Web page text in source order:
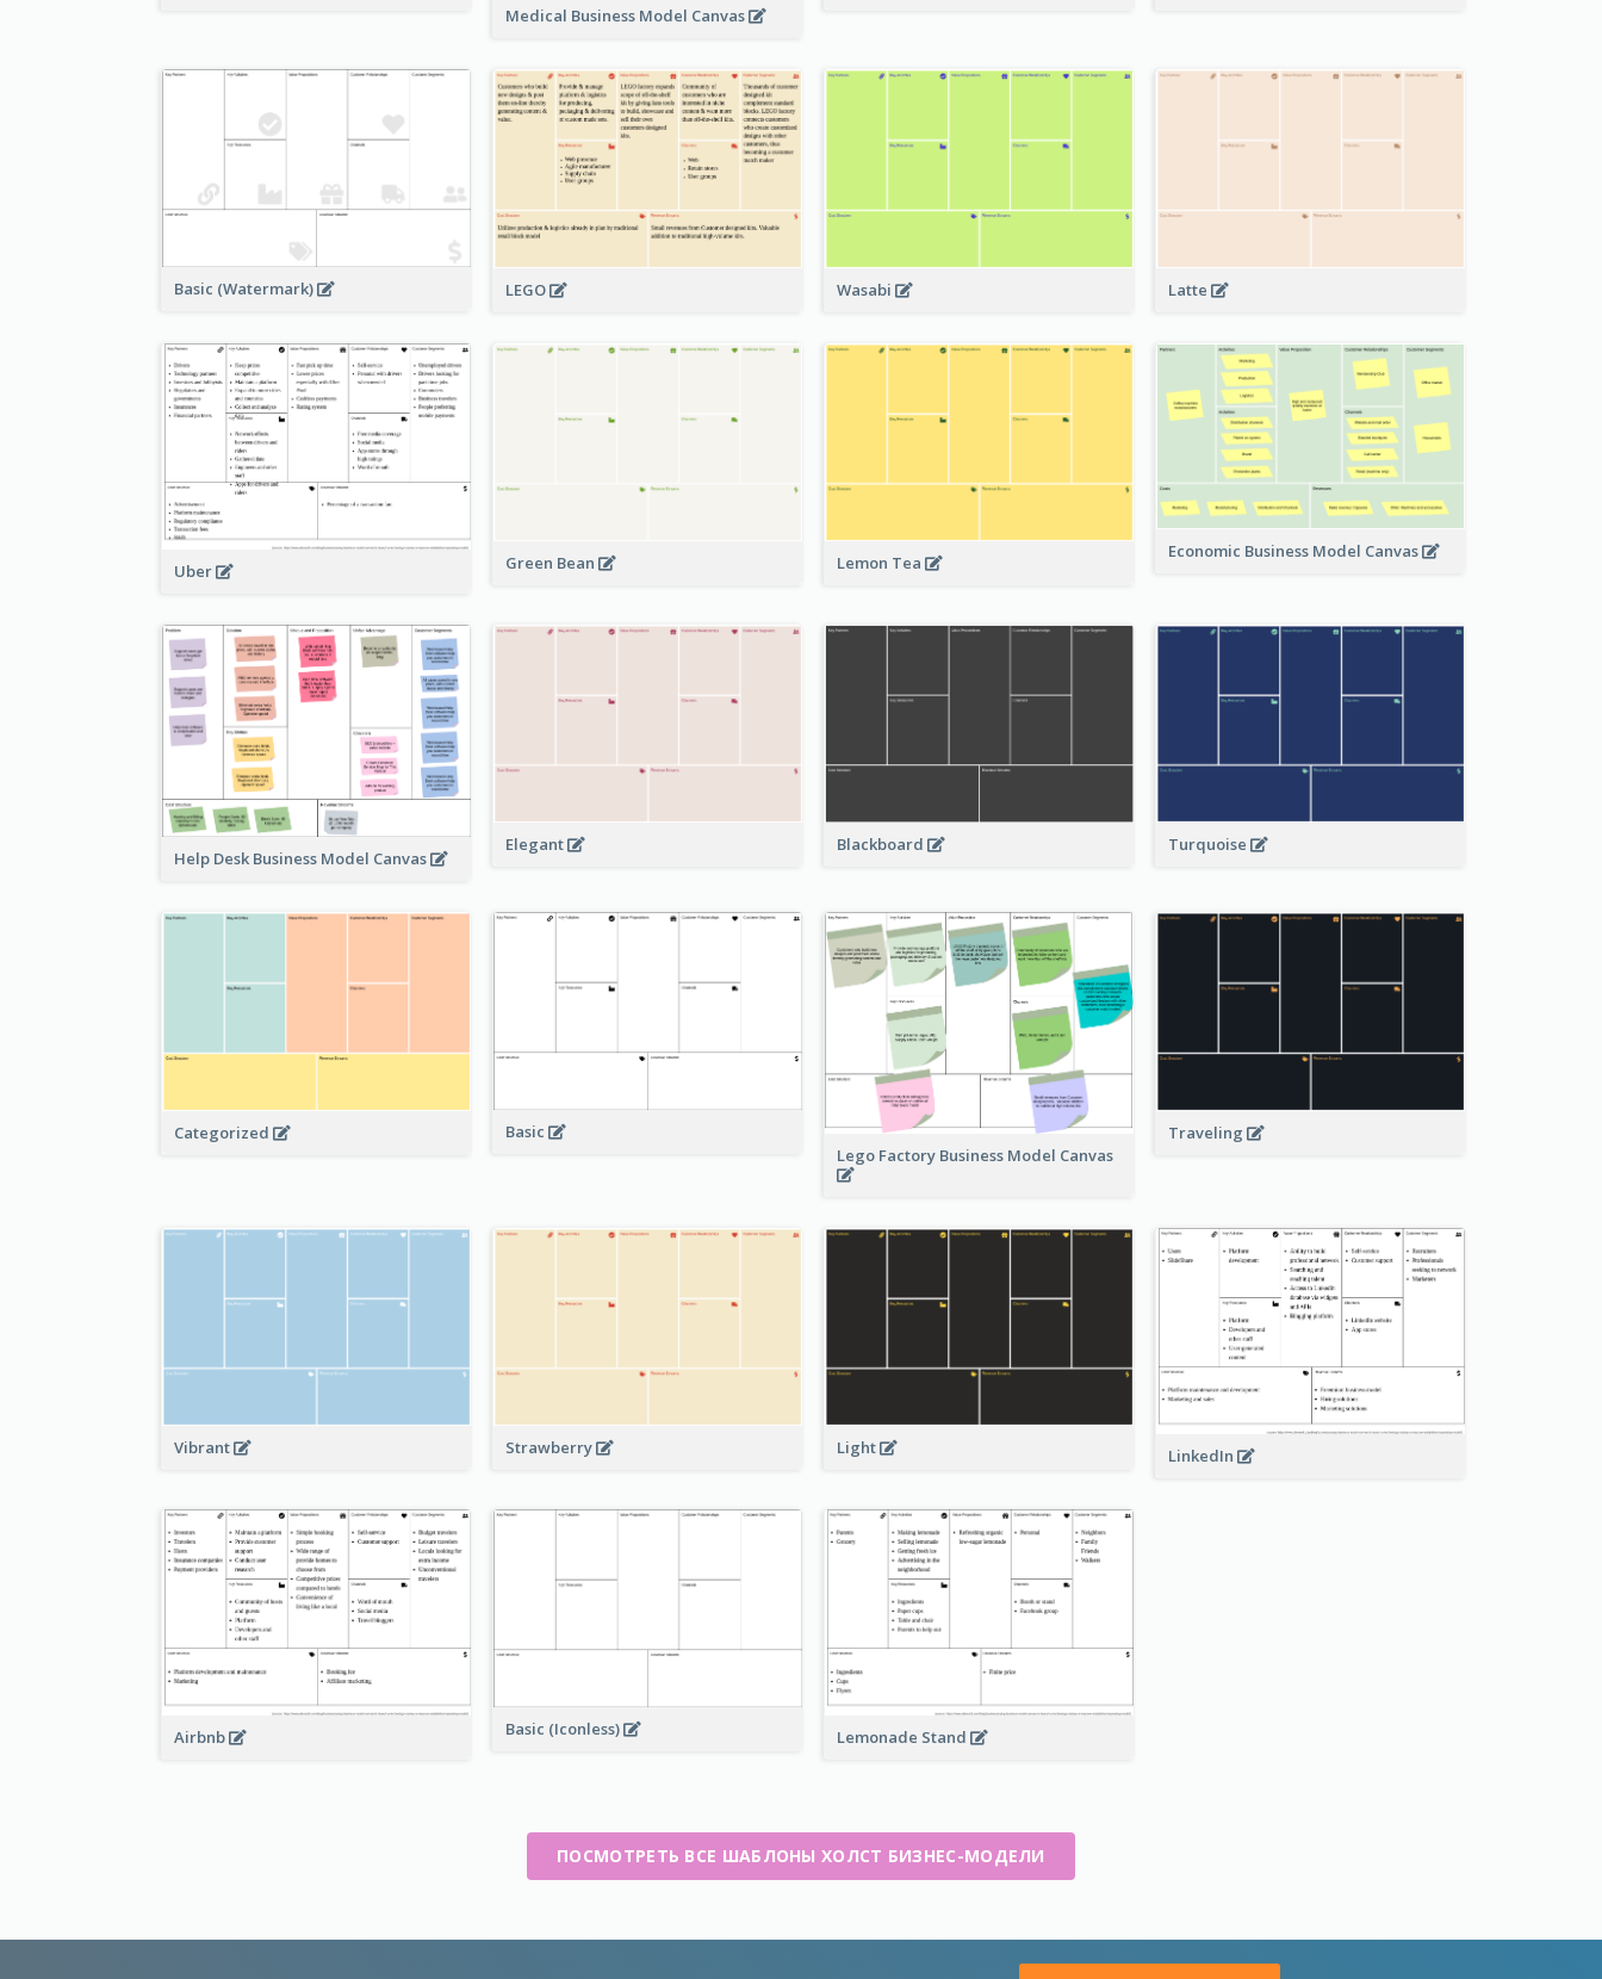
Medical Business Model Canvas
Basic (Watermark) LEGO Wasabi Latte
Uber Green Bean Lemon Tea
Economic Business Model Canvas
Help Desk Business Model Canvas
Elegant Blackboard Turquoise
Categorized
Basic
Lego Factory Business Model Canvas
Traveling
Vibrant Strawberry Light LinkedIn
Airbnb Basic (Iconless) Lemonade Stand
ПОСМОТРЕТЬ ВСЕ ШАБЛОНЫ ХОЛСТ БИЗНЕС-МОДЕЛИ